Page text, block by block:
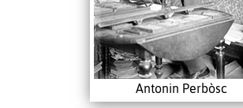
Antonin Perbòsc